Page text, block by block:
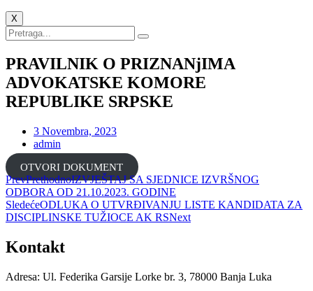
X
PRAVILNIK O PRIZNANjIMA
ADVOKATSKE KOMORE
REPUBLIKE SRPSKE
3 Novembra, 2023
admin
OTVORI DOKUMENT
PrevPrethodnoIZVJEŠTAJ SA SJEDNICE IZVRŠNOG
ODBORA OD 21.10.2023. GODINE
SledećeODLUKA O UTVRĐIVANJU LISTE KANDIDATA ZA
DISCIPLINSKE TUŽIOCE AK RSNext
Kontakt
Adresa: Ul. Federika Garsije Lorke br. 3, 78000 Banja Luka